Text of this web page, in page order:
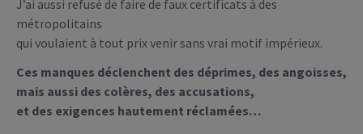
J’ai aussi refusé de faire de faux certificats à des
métropolitains
qui voulaient à tout prix venir sans vrai motif impérieux.
Ces manques déclenchent des déprimes, des angoisses,
mais aussi des colères, des accusations,
et des exigences hautement réclamées…